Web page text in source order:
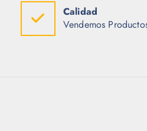
Calidad
Vendemos